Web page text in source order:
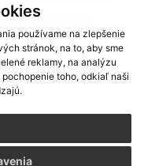
používame na zlepšenie
stránok, na to, aby sme
reklamy, na analýzu
toho, odkiaľ naši
s využitím RSS
Mapa stránok
,spoločnosť webex.digital